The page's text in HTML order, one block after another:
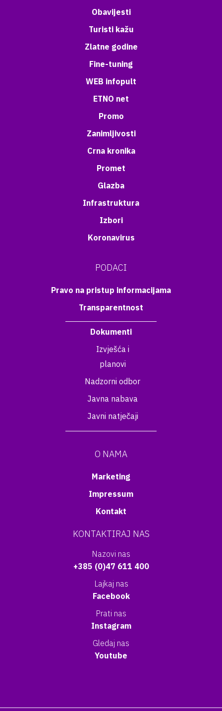
Obavijesti
Turisti kažu
Zlatne godine
Fine-tuning
WEB infopult
ETNO net
Promo
Zanimljivosti
Crna kronika
Promet
Glazba
Infrastruktura
Izbori
Koronavirus
PODACI
Pravo na pristup informacijama
Transparentnost
Dokumenti
Izvješća i
planovi
Nadzorni odbor
Javna nabava
Javni natječaji
O NAMA
Marketing
Impressum
Kontakt
KONTAKTIRAJ NAS
Nazovi nas
+385 (0)47 611 400
Lajkaj nas
Facebook
Prati nas
Instagram
Gledaj nas
Youtube